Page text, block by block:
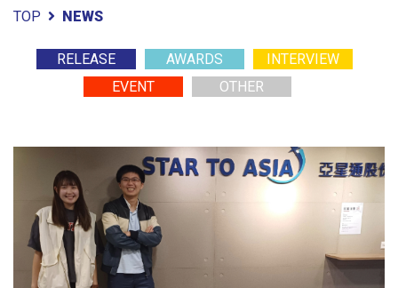
TOP NEWS
RELEASE AWARDS
INTERVIEW
EVENT
OTHER